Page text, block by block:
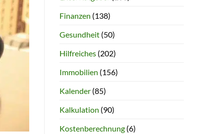
Finanzen (138)
Gesundheit(50)
Hilfreiches(202)
Immobilien (156)
Kalender(85)
Kalkulation (90)
Kostenberechnung(6)